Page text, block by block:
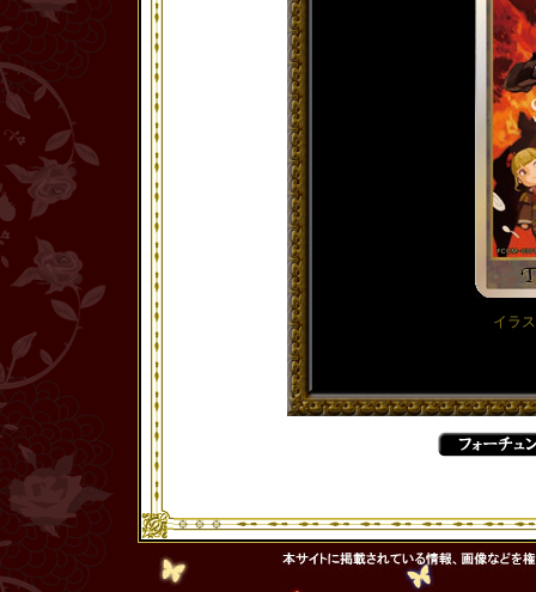
イラ